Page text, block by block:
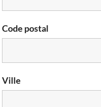
Code postal
Ville